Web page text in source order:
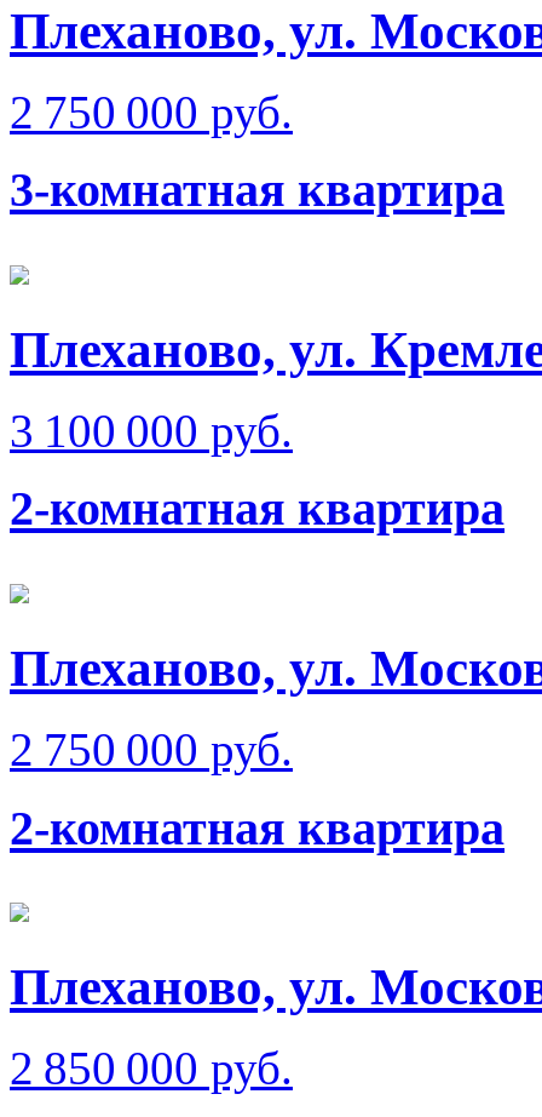
Плеханово, ул.
2 750 000 руб.
3-комнатная квартира
Плеханово, ул.
3 100 000 руб.
2-комнатная квартира
Плеханово, ул.
2 750 000 руб.
2-комнатная квартира
Плеханово, ул.
2 850 000 руб.